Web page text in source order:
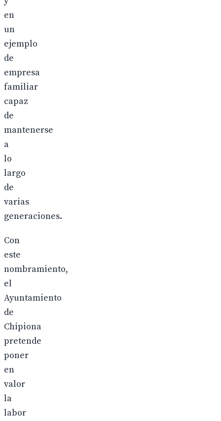
en
un
ejemplo
de
empresa
familiar
capaz
de
mantenerse
a
lo
largo
de
varias
generaciones.
Con
este
nombramiento,
el
Ayuntamiento
de
Chipiona
pretende
poner
en
valor
la
labor